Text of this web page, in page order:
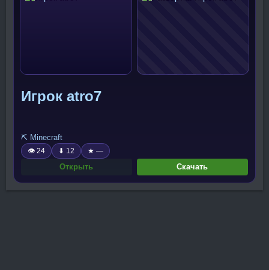
Игрок atro7
⛏️ Minecraft
👁 24 ⬇ 12 ★ —
Открыть Скачать